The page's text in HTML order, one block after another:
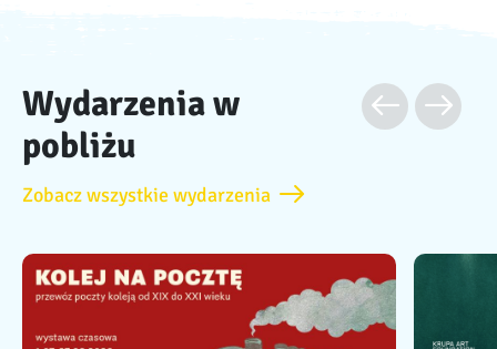
Wydarzenia w
pobliżu
Zobacz wszystkie wydarzenia